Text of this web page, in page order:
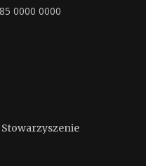
0000 0000